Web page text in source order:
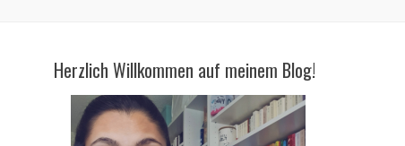
Herzlich Willkommen auf meinem Blog!